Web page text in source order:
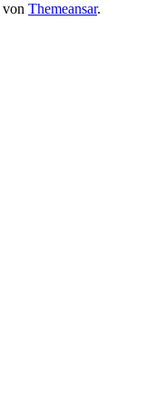
von Themeansar.